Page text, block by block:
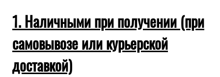
1. Наличными при получении (при
самовывозе или курьерской
доставкой)